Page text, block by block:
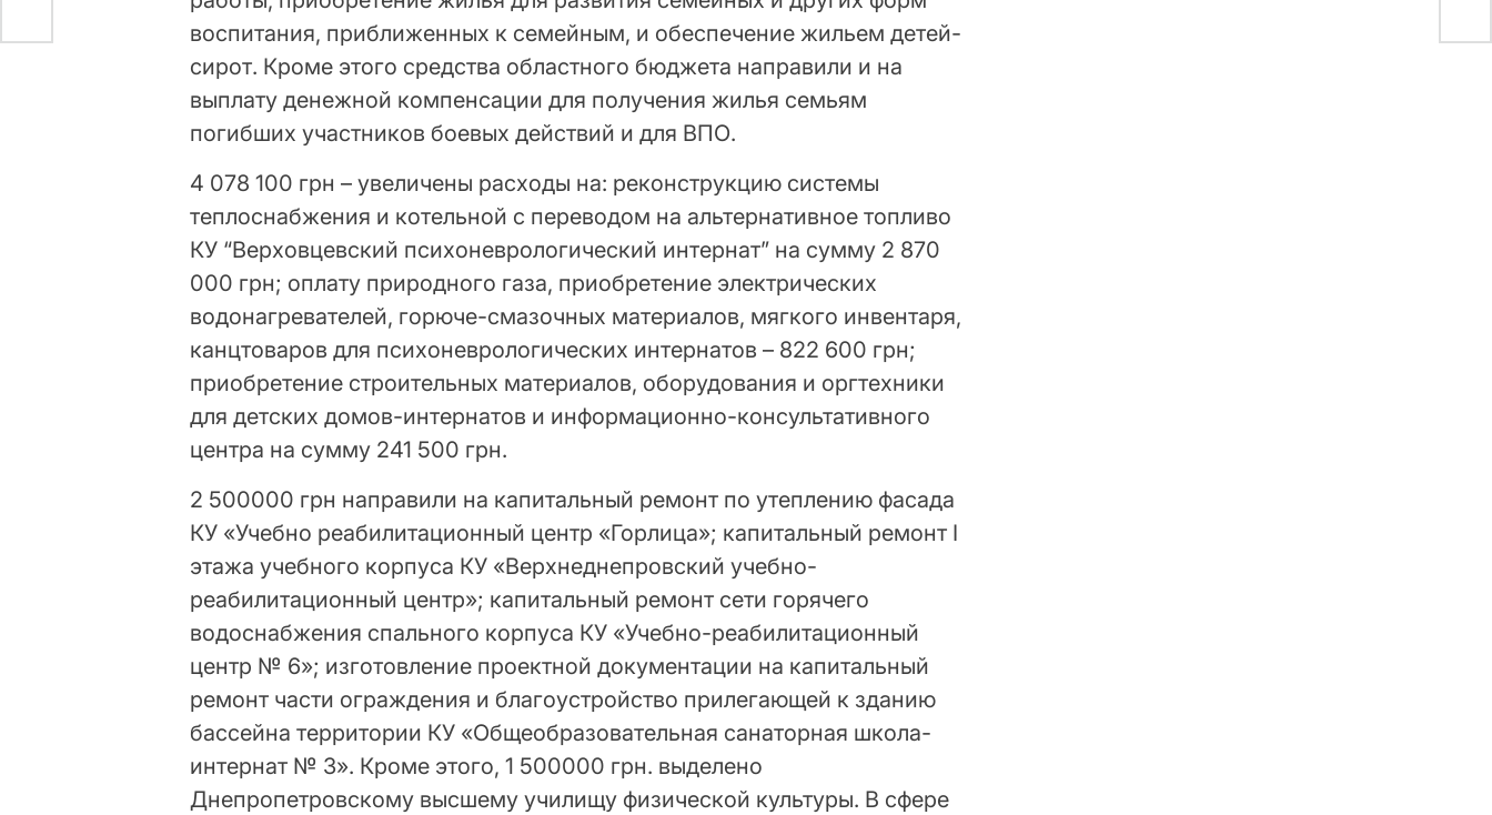
воспитания, приближенных к семейным, и обеспечение жильем детей-
сирот. Кроме этого средства областного бюджета направили и на
выплату денежной компенсации для получения жилья семьям
погибших участников боевых действий и для ВПО.
4 078 100 грн – увеличены расходы на: реконструкцию системы
теплоснабжения и котельной с переводом на альтернативное топливо
КУ “Верховцевский психоневрологический интернат” на сумму 2 870
000 грн; оплату природного газа, приобретение электрических
водонагревателей, горюче-смазочных материалов, мягкого инвентаря,
канцтоваров для психоневрологических интернатов – 822 600 грн;
приобретение строительных материалов, оборудования и оргтехники
для детских домов-интернатов и информационно-консультативного
центра на сумму 241 500 грн.
2 500000 грн направили на капитальный ремонт по утеплению фасада
КУ «Учебно реабилитационный центр «Горлица»; капитальный ремонт I
этажа учебного корпуса КУ «Верхнеднепровский учебно-
реабилитационный центр»; капитальный ремонт сети горячего
водоснабжения спального корпуса КУ «Учебно-реабилитационный
центр № 6»; изготовление проектной документации на капитальный
ремонт части ограждения и благоустройство прилегающей к зданию
бассейна территории КУ «Общеобразовательная санаторная школа-
интернат № 3». Кроме этого, 1 500000 грн. выделено
Днепропетровскому высшему училищу физической культуры. В сфере